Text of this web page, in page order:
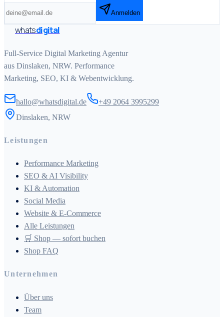
Anmelden
whatsdigital
Full-Service Digital Marketing Agentur
aus Dinslaken, NRW. Performance
Marketing, SEO, KI & Webentwicklung.
hallo@whatsdigital.de
+49 2064 3995299
Dinslaken, NRW
Leistungen
Performance Marketing
SEO & AI Visibility
KI & Automation
Social Media
Website & E-Commerce
Alle Leistungen
🛒 Shop — sofort buchen
Shop FAQ
Unternehmen
Über uns
Team